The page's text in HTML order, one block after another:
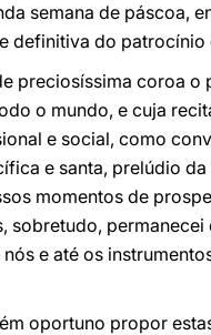
semana de páscoa,
definitiva do
preciosíssima coroa
o mundo, e cuja
e social, como
e santa, prelúdio
momentos de
e até os
oportuno propor